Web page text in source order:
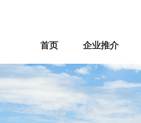
首页 企业推介